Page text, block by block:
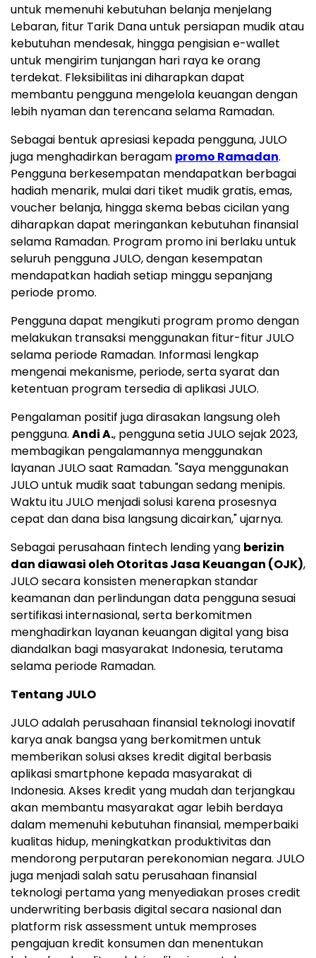
untuk memenuhi kebutuhan belanja menjelang
Lebaran, fitur Tarik Dana untuk persiapan mudik atau
kebutuhan mendesak, hingga pengisian e-wallet
untuk mengirim tunjangan hari raya ke orang
terdekat. Fleksibilitas ini diharapkan dapat
membantu pengguna mengelola keuangan dengan
lebih nyaman dan terencana selama Ramadan.
Sebagai bentuk apresiasi kepada pengguna, JULO
juga menghadirkan beragam promo Ramadan.
Pengguna berkesempatan mendapatkan berbagai
hadiah menarik, mulai dari tiket mudik gratis, emas,
voucher belanja, hingga skema bebas cicilan yang
diharapkan dapat meringankan kebutuhan finansial
selama Ramadan. Program promo ini berlaku untuk
seluruh pengguna JULO, dengan kesempatan
mendapatkan hadiah setiap minggu sepanjang
periode promo.
Pengguna dapat mengikuti program promo dengan
melakukan transaksi menggunakan fitur-fitur JULO
selama periode Ramadan. Informasi lengkap
mengenai mekanisme, periode, serta syarat dan
ketentuan program tersedia di aplikasi JULO.
Pengalaman positif juga dirasakan langsung oleh
pengguna. Andi A., pengguna setia JULO sejak 2023,
membagikan pengalamannya menggunakan
layanan JULO saat Ramadan. "Saya menggunakan
JULO untuk mudik saat tabungan sedang menipis.
Waktu itu JULO menjadi solusi karena prosesnya
cepat dan dana bisa langsung dicairkan," ujarnya.
Sebagai perusahaan fintech lending yang berizin
dan diawasi oleh Otoritas Jasa Keuangan (OJK),
JULO secara konsisten menerapkan standar
keamanan dan perlindungan data pengguna sesuai
sertifikasi internasional, serta berkomitmen
menghadirkan layanan keuangan digital yang bisa
diandalkan bagi masyarakat Indonesia, terutama
selama periode Ramadan.
Tentang JULO
JULO adalah perusahaan finansial teknologi inovatif
karya anak bangsa yang berkomitmen untuk
memberikan solusi akses kredit digital berbasis
aplikasi smartphone kepada masyarakat di
Indonesia. Akses kredit yang mudah dan terjangkau
akan membantu masyarakat agar lebih berdaya
dalam memenuhi kebutuhan finansial, memperbaiki
kualitas hidup, meningkatkan produktivitas dan
mendorong perputaran perekonomian negara. JULO
juga menjadi salah satu perusahaan finansial
teknologi pertama yang menyediakan proses credit
underwriting berbasis digital secara nasional dan
platform risk assessment untuk memproses
pengajuan kredit konsumen dan menentukan